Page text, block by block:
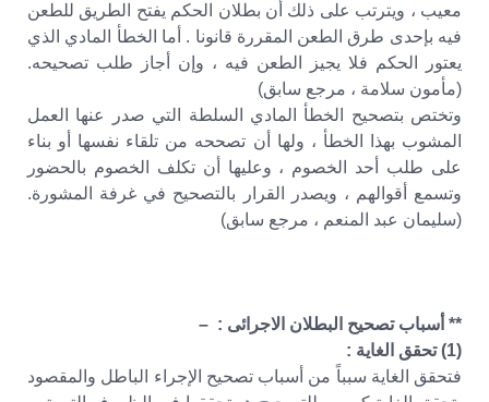
معيب ، ويترتب على ذلك أن بطلان الحكم يفتح الطريق للطعن
فيه بإحدى طرق الطعن المقررة قانونا . أما الخطأ المادي الذي
يعتور الحكم فلا يجيز الطعن فيه ، وإن أجاز طلب تصحيحه.
(مأمون سلامة ، مرجع سابق)
وتختص بتصحيح الخطأ المادي السلطة التي صدر عنها العمل
المشوب بهذا الخطأ ، ولها أن تصححه من تلقاء نفسها أو بناء
على طلب أحد الخصوم ، وعليها أن تكلف الخصوم بالحضور
وتسمع أقوالهم ، ويصدر القرار بالتصحيح في غرفة المشورة.
(سليمان عبد المنعم ، مرجع سابق)
** أسباب تصحيح البطلان الاجرائى : –
(1) تحقق الغاية :
فتحقق الغاية سبباً من أسباب تصحيح الإجراء الباطل والمقصود